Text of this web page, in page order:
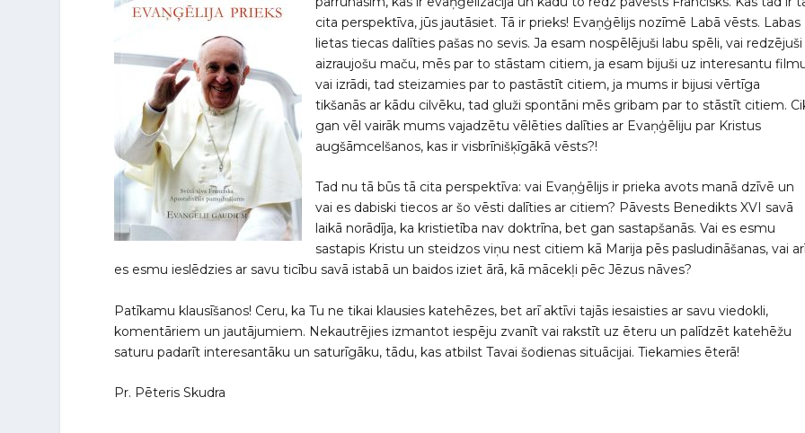
cita perspektīva, jūs jautāsiet. Tā ir prieks! Evaņģēlijs nozīmē Labā vēsts. Labas
lietas tiecas dalīties pašas no sevis. Ja esam nospēlējuši labu spēli, vai redzējuši
aizraujošu maču, mēs par to stāstam citiem, ja esam bijuši uz interesantu
vai izrādi, tad steizamies par to pastāstīt citiem, ja mums ir bijusi vērtīga
tikšanās ar kādu cilvēku, tad gluži spontāni mēs gribam par to stāstīt citiem.
gan vēl vairāk mums vajadzētu vēlēties dalīties ar Evaņģēliju par Kristus
augšāmcelšanos, kas ir visbrīnišķīgākā vēsts?!
Tad nu tā būs tā cita perspektīva: vai Evaņģēlijs ir prieka avots manā dzīvē un
vai es dabiski tiecos ar šo vēsti dalīties ar citiem? Pāvests Benedikts XVI savā
laikā norādīja, ka kristietība nav doktrīna, bet gan sastapšanās. Vai es esmu
sastapis Kristu un steidzos viņu nest citiem kā Marija pēs pasludināšanas, vai
es esmu ieslēdzies ar savu ticību savā istabā un baidos iziet ārā, kā mācekļi pēc Jēzus nāves?
Patīkamu klausīšanos! Ceru, ka Tu ne tikai klausies katehēzes, bet arī aktīvi tajās iesaisties ar savu viedokli,
komentāriem un jautājumiem. Nekautrējies izmantot iespēju zvanīt vai rakstīt uz ēteru un palīdzēt katehēžu
saturu padarīt interesantāku un saturīgāku, tādu, kas atbilst Tavai šodienas situācijai. Tiekamies ēterā!
Pr. Pēteris Skudra